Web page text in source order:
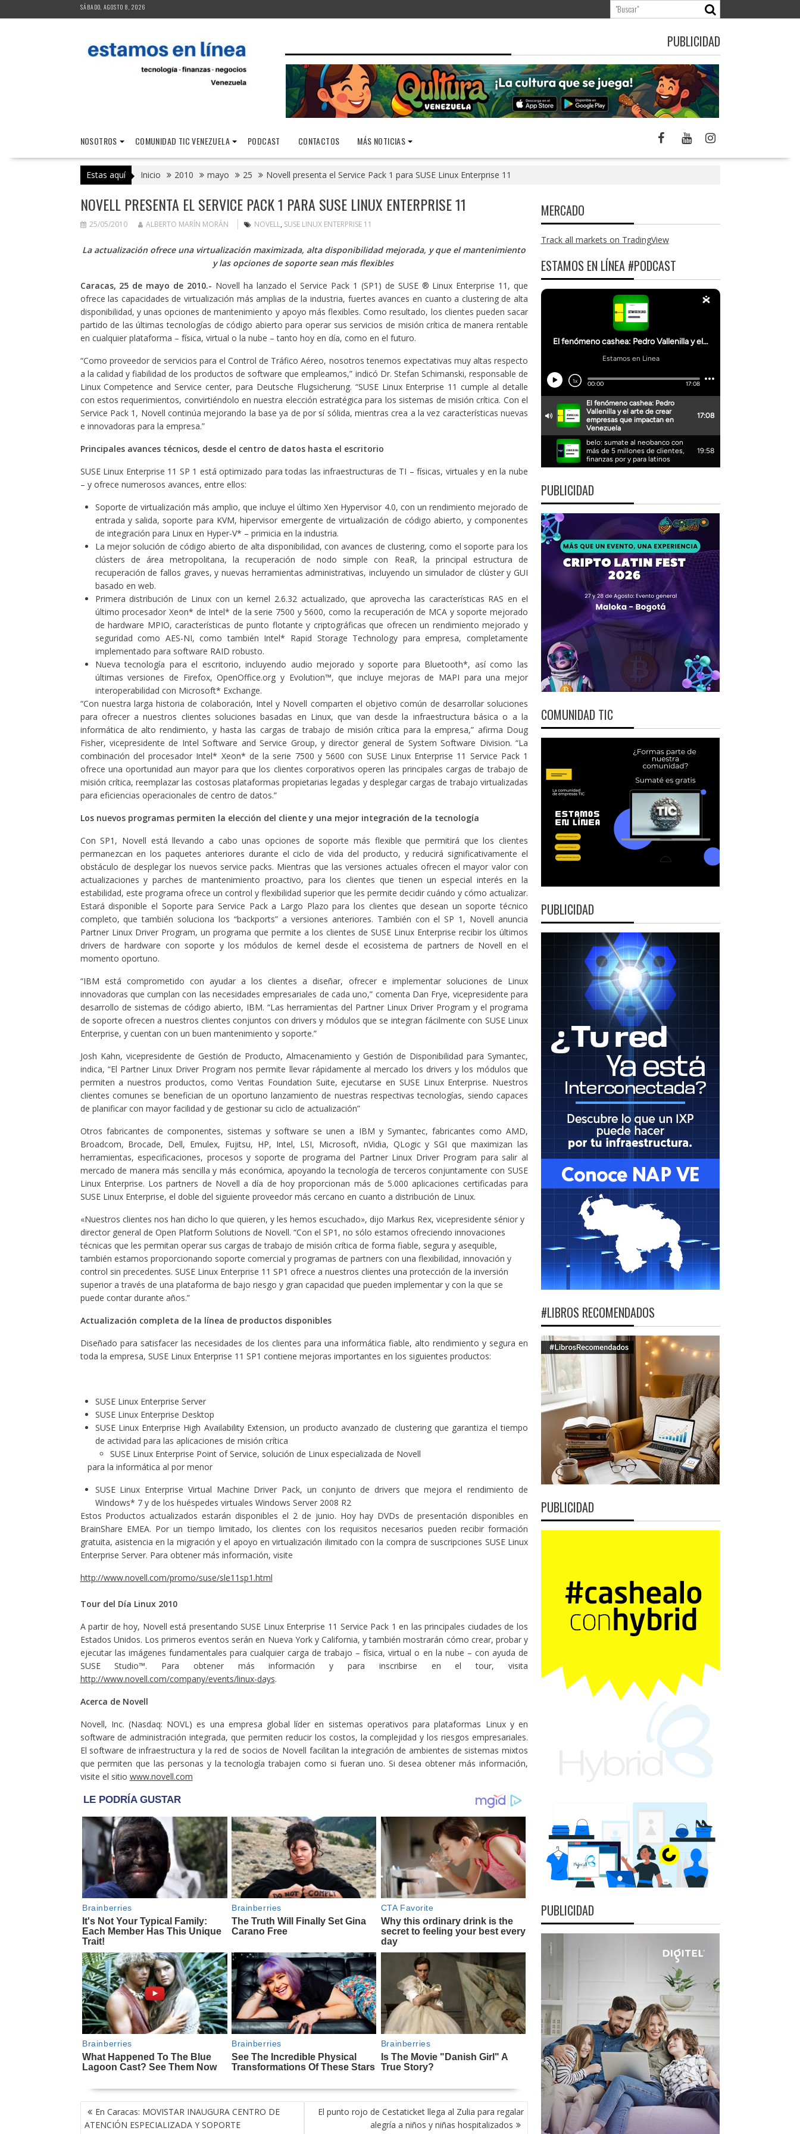
al
SÁBADO, AGOSTO 8, 2026
PUBLICIDAD
NOSOTROS COMUNIDAD TIC VENEZUELA PODCAST CONTACTOS MÁS NOTICIAS
Estas aquí Inicio 2010 mayo 25 Novell presenta el Service Pack 1 para SUSE Linux Enterprise 11
NOVELL PRESENTA EL SERVICE PACK 1 PARA SUSE LINUX ENTERPRISE 11
25/05/2010 ALBERTO MARÍN MORÁN NOVELL, SUSE LINUX ENTERPRISE 11
La actualización ofrece una virtualización maximizada, alta disponibilidad mejorada, y que el mantenimiento
y las opciones de soporte sean más flexibles
Caracas, 25 de mayo de 2010.- Novell ha lanzado el Service Pack 1 (SP1) de SUSE ® Linux Enterprise 11, que
ofrece las capacidades de virtualización más amplias de la industria, fuertes avances en cuanto a clustering de alta
disponibilidad, y unas opciones de mantenimiento y apoyo más flexibles. Como resultado, los clientes pueden sacar
partido de las últimas tecnologías de código abierto para operar sus servicios de misión crítica de manera rentable
en cualquier plataforma – física, virtual o la nube – tanto hoy en día, como en el futuro.
“Como proveedor de servicios para el Control de Tráfico Aéreo, nosotros tenemos expectativas muy altas respecto
a la calidad y fiabilidad de los productos de software que empleamos,” indicó Dr. Stefan Schimanski, responsable de
Linux Competence and Service center, para Deutsche Flugsicherung. “SUSE Linux Enterprise 11 cumple al detalle
con estos requerimientos, convirtiéndolo en nuestra elección estratégica para los sistemas de misión crítica. Con el
Service Pack 1, Novell continúa mejorando la base ya de por sí sólida, mientras crea a la vez características nuevas
e innovadoras para la empresa.”
Principales avances técnicos, desde el centro de datos hasta el escritorio
SUSE Linux Enterprise 11 SP 1 está optimizado para todas las infraestructuras de TI – físicas, virtuales y en la nube
– y ofrece numerosos avances, entre ellos:
Soporte de virtualización más amplio, que incluye el último Xen Hypervisor 4.0, con un rendimiento mejorado de
entrada y salida, soporte para KVM, hipervisor emergente de virtualización de código abierto, y componentes
de integración para Linux en Hyper-V* – primicia en la industria.
La mejor solución de código abierto de alta disponibilidad, con avances de clustering, como el soporte para los
clústers de área metropolitana, la recuperación de nodo simple con ReaR, la principal estructura de
recuperación de fallos graves, y nuevas herramientas administrativas, incluyendo un simulador de clúster y GUI
basado en web.
Primera distribución de Linux con un kernel 2.6.32 actualizado, que aprovecha las características RAS en el
último procesador Xeon* de Intel* de la serie 7500 y 5600, como la recuperación de MCA y soporte mejorado
de hardware MPIO, características de punto flotante y criptográficas que ofrecen un rendimiento mejorado y
seguridad como AES-NI, como también Intel* Rapid Storage Technology para empresa, completamente
implementado para software RAID robusto.
Nueva tecnología para el escritorio, incluyendo audio mejorado y soporte para Bluetooth*, así como las
últimas versiones de Firefox, OpenOffice.org y Evolution™, que incluye mejoras de MAPI para una mejor
interoperabilidad con Microsoft* Exchange.
“Con nuestra larga historia de colaboración, Intel y Novell comparten el objetivo común de desarrollar soluciones
para ofrecer a nuestros clientes soluciones basadas en Linux, que van desde la infraestructura básica o a la
informática de alto rendimiento, y hasta las cargas de trabajo de misión crítica para la empresa,” afirma Doug
Fisher, vicepresidente de Intel Software and Service Group, y director general de System Software Division. “La
combinación del procesador Intel* Xeon* de la serie 7500 y 5600 con SUSE Linux Enterprise 11 Service Pack 1
ofrece una oportunidad aun mayor para que los clientes corporativos operen las principales cargas de trabajo de
misión crítica, reemplazar las costosas plataformas propietarias legadas y desplegar cargas de trabajo virtualizadas
para eficiencias operacionales de centro de datos.”
Los nuevos programas permiten la elección del cliente y una mejor integración de la tecnología
Con SP1, Novell está llevando a cabo unas opciones de soporte más flexible que permitirá que los clientes
permanezcan en los paquetes anteriores durante el ciclo de vida del producto, y reducirá significativamente el
obstáculo de desplegar los nuevos service packs. Mientras que las versiones actuales ofrecen el mayor valor con
actualizaciones y parches de mantenimiento proactivo, para los clientes que tienen un especial interés en la
estabilidad, este programa ofrece un control y flexibilidad superior que les permite decidir cuándo y cómo actualizar.
Estará disponible el Soporte para Service Pack a Largo Plazo para los clientes que desean un soporte técnico
completo, que también soluciona los “backports” a versiones anteriores. También con el SP 1, Novell anuncia
Partner Linux Driver Program, un programa que permite a los clientes de SUSE Linux Enterprise recibir los últimos
drivers de hardware con soporte y los módulos de kernel desde el ecosistema de partners de Novell en el
momento oportuno.
“IBM está comprometido con ayudar a los clientes a diseñar, ofrecer e implementar soluciones de Linux
innovadoras que cumplan con las necesidades empresariales de cada uno,” comenta Dan Frye, vicepresidente para
desarrollo de sistemas de código abierto, IBM. “Las herramientas del Partner Linux Driver Program y el programa
de soporte ofrecen a nuestros clientes conjuntos con drivers y módulos que se integran fácilmente con SUSE Linux
Enterprise, y cuentan con un buen mantenimiento y soporte.”
Josh Kahn, vicepresidente de Gestión de Producto, Almacenamiento y Gestión de Disponibilidad para Symantec,
indica, “El Partner Linux Driver Program nos permite llevar rápidamente al mercado los drivers y los módulos que
permiten a nuestros productos, como Veritas Foundation Suite, ejecutarse en SUSE Linux Enterprise. Nuestros
clientes comunes se benefician de un oportuno lanzamiento de nuestras respectivas tecnologías, siendo capaces
de planificar con mayor facilidad y de gestionar su ciclo de actualización”
Otros fabricantes de componentes, sistemas y software se unen a IBM y Symantec, fabricantes como AMD,
Broadcom, Brocade, Dell, Emulex, Fujitsu, HP, Intel, LSI, Microsoft, nVidia, QLogic y SGI que maximizan las
herramientas, especificaciones, procesos y soporte de programa del Partner Linux Driver Program para salir al
mercado de manera más sencilla y más económica, apoyando la tecnología de terceros conjuntamente con SUSE
Linux Enterprise. Los partners de Novell a día de hoy proporcionan más de 5.000 aplicaciones certificadas para
SUSE Linux Enterprise, el doble del siguiente proveedor más cercano en cuanto a distribución de Linux.
«Nuestros clientes nos han dicho lo que quieren, y les hemos escuchado», dijo Markus Rex, vicepresidente sénior y
director general de Open Platform Solutions de Novell. “Con el SP1, no sólo estamos ofreciendo innovaciones
técnicas que les permitan operar sus cargas de trabajo de misión crítica de forma fiable, segura y asequible,
también estamos proporcionando soporte comercial y programas de partners con una flexibilidad, innovación y
control sin precedentes. SUSE Linux Enterprise 11 SP1 ofrece a nuestros clientes una protección de la inversión
superior a través de una plataforma de bajo riesgo y gran capacidad que pueden implementar y con la que se
puede contar durante años.”
Actualización completa de la línea de productos disponibles
Diseñado para satisfacer las necesidades de los clientes para una informática fiable, alto rendimiento y segura en
toda la empresa, SUSE Linux Enterprise 11 SP1 contiene mejoras importantes en los siguientes productos:
SUSE Linux Enterprise Server
SUSE Linux Enterprise Desktop
SUSE Linux Enterprise High Availability Extension, un producto avanzado de clustering que garantiza el tiempo
de actividad para las aplicaciones de misión crítica
SUSE Linux Enterprise Point of Service, solución de Linux especializada de Novell
para la informática al por menor
SUSE Linux Enterprise Virtual Machine Driver Pack, un conjunto de drivers que mejora el rendimiento de
Windows* 7 y de los huéspedes virtuales Windows Server 2008 R2
Estos Productos actualizados estarán disponibles el 2 de junio. Hoy hay DVDs de presentación disponibles en
BrainShare EMEA. Por un tiempo limitado, los clientes con los requisitos necesarios pueden recibir formación
gratuita, asistencia en la migración y el apoyo en virtualización ilimitado con la compra de suscripciones SUSE Linux
Enterprise Server. Para obtener más información, visite
http://www.novell.com/promo/suse/sle11sp1.html
Tour del Día Linux 2010
A partir de hoy, Novell está presentando SUSE Linux Enterprise 11 Service Pack 1 en las principales ciudades de los
Estados Unidos. Los primeros eventos serán en Nueva York y California, y también mostrarán cómo crear, probar y
ejecutar las imágenes fundamentales para cualquier carga de trabajo – física, virtual o en la nube – con ayuda de
SUSE Studio™. Para obtener más información y para inscribirse en el tour, visita
http://www.novell.com/company/events/linux-days.
Acerca de Novell
Novell, Inc. (Nasdaq: NOVL) es una empresa global líder en sistemas operativos para plataformas Linux y en
software de administración integrada, que permiten reducir los costos, la complejidad y los riesgos empresariales.
El software de infraestructura y la red de socios de Novell facilitan la integración de ambientes de sistemas mixtos
que permiten que las personas y la tecnología trabajen como si fueran uno. Si desea obtener más información,
visite el sitio www.novell.com
NAVEGACIÓN
DE En Caracas: MOVISTAR INAUGURA CENTRO DE
ATENCIÓN ESPECIALIZADA Y SOPORTE
El punto rojo de Cestaticket llega al Zulia para regalar
alegría a niños y niñas hospitalizados
MERCADO
Track all markets on TradingView
ESTAMOS EN LÍNEA #PODCAST
PUBLICIDAD
COMUNIDAD TIC
PUBLICIDAD
#LIBROS RECOMENDADOS
PUBLICIDAD
PUBLICIDAD